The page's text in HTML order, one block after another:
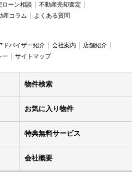
ローン相談
不動産売却査定
産コラム よくある質問
ドバイザー紹介 会社案内
店舗紹介
ー サイトマップ
物件検索
お気に入り物件
特典無料サービス
会社概要